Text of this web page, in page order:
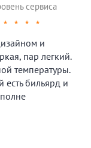
сервиса
★ ★ ★ ★
и
пар легкий.
температуры.
есть бильярд и